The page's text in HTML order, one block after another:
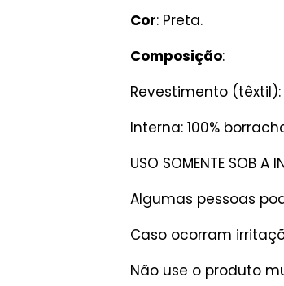
Cor: Preta.
Composição:
Revestimento (têxtil):
Interna: 100%
USO SOMENTE SOB A
Algumas pessoas
Caso ocorram
Não use o produto